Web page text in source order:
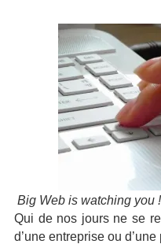
Marketing
Numérique
Big Web is watching you !
Qui de nos jours ne se
d’une entreprise ou